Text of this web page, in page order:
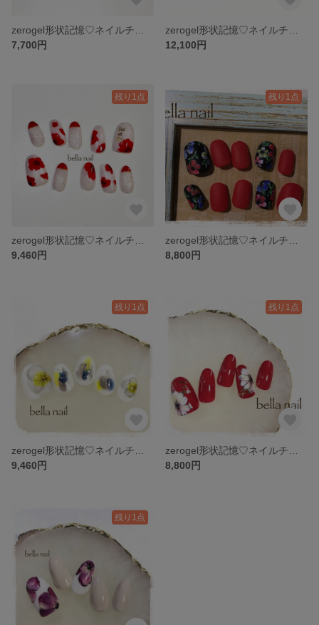
7,700円
12,100円
残り1点
9,460円
残り1点
8,800円
残り1点
9,460円
残り1点
8,800円
残り1点